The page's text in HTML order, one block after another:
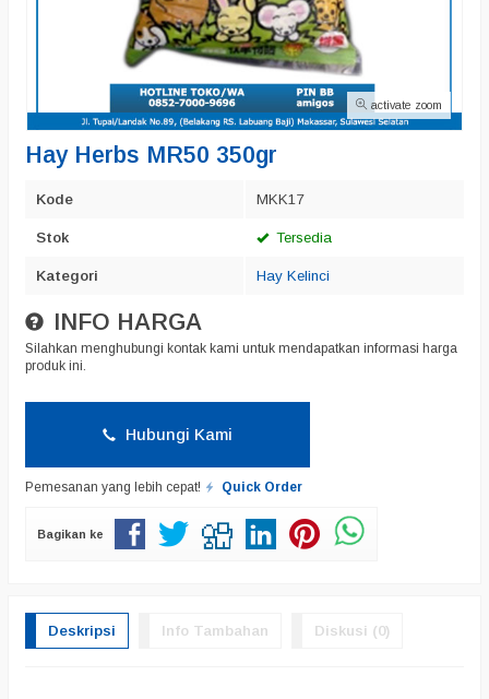
activate zoom
Hay Herbs MR50 350gr
Kode MKK17
Stok Tersedia
Kategori Hay Kelinci
INFO HARGA
Silahkan menghubungi kontak kami untuk mendapatkan informasi harga
produk ini.
Hubungi Kami
Pemesanan yang lebih cepat! Quick Order
Bagikan ke
Deskripsi Info Tambahan Diskusi (0)